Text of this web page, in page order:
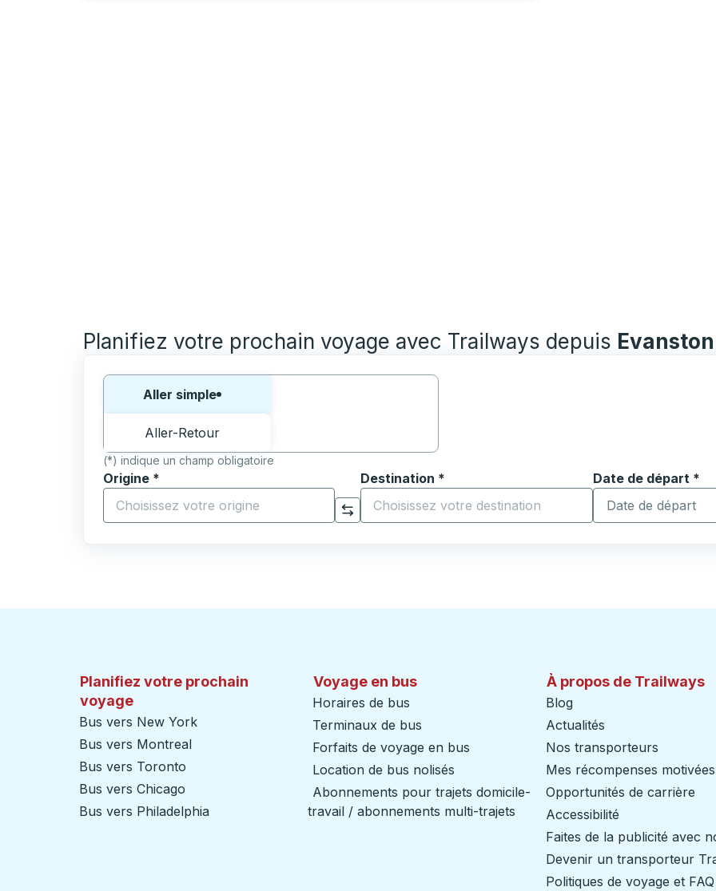
Planifiez votre prochain voyage avec Trailways depuis Evanston
Choisissez un sens ou un aller-retour:
Aller simple
Aller-Retour
(*) indique un champ obligatoire
Origine *
Commencez à saisir la ville d'origine pour ouvrir les options de localisation, puis utilisez les
Cliquez pour changer vos sélections d'origine et de destination
Destination *
Commencez à saisir la ville de destination pour ouvrir
Date de départ *
Tapez la date au
Planifiez votre prochain
voyage
Bus vers New York
Bus vers Montreal
Bus vers Toronto
Bus vers Chicago
Bus vers Philadelphia
Voyage en bus
Horaires de bus
Terminaux de bus
Forfaits de voyage en bus
Location de bus nolisés
Abonnements pour trajets domicile-
travail / abonnements multi-trajets
À propos de Trailways
Blog
Actualités
Nos transporteurs
Mes récompenses motivées
Opportunités de carrière
Accessibilité
Faites de la publicité avec
Devenir un transporteur
Politiques de voyage et FAQ